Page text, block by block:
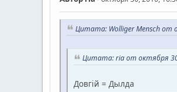
Цитата: Wolliger Mensch от
Цитата: ria от октября
Довгій = Дылда